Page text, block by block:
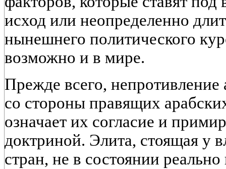
исход или неопределенно
нынешнего политического
возможно и в мире.
Прежде всего,
со стороны правящих
означает их согласие и
доктриной. Элита, стоящая у
стран, не в состоянии